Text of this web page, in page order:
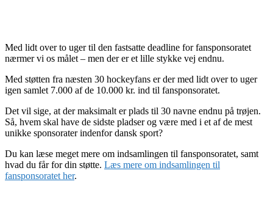
Med lidt over to uger til den fastsatte deadline for fansponsoratet
nærmer vi os målet – men der er et lille stykke vej endnu.
Med støtten fra næsten 30 hockeyfans er der med lidt over to uger
igen samlet 7.000 af de 10.000 kr. ind til fansponsoratet.
Det vil sige, at der maksimalt er plads til 30 navne endnu på trøjen.
Så, hvem skal have de sidste pladser og være med i et af de mest
unikke sponsorater indenfor dansk sport?
Du kan læse meget mere om indsamlingen til fansponsoratet, samt
hvad du får for din støtte. Læs mere om indsamlingen til
fansponsoratet her.